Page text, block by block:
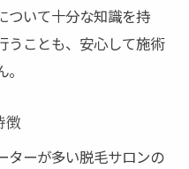
ついて十分な知識を持
うことも、安心して施術
徴
ターが多い脱毛サロンの